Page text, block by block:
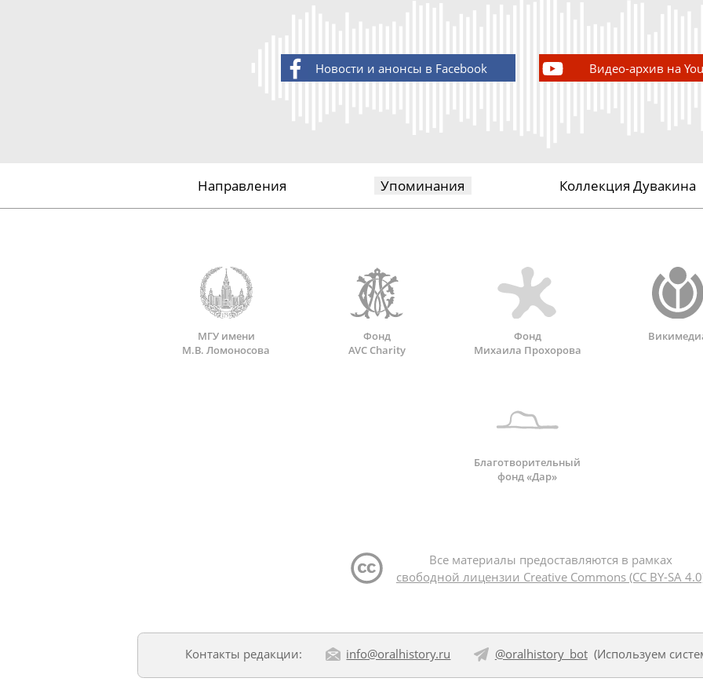
Новости и анонсы в Facebook Видео-архив на
Направления Упоминания Коллекция Дувакина
МГУ имени
М.В. Ломоносова
Фонд
AVC Charity
Фонд
Михаила Прохорова
Благотворительный
фонд «Дар»
Все материалы предоставляются в рамках
свободной лицензии Creative Commons (CC BY-SA
Контакты редакции: info@oralhistory.ru @oralhistory_bot(Используем